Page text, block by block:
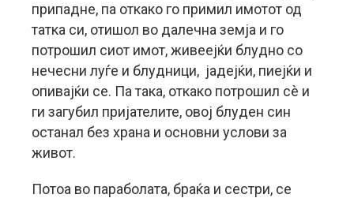
припадне, па откако го примил имотот од
татка си, отишол во далечна земја и го
потрошил сиот имот, живеејќи блудно со
нечесни луѓе и блудници, јадејќи, пиејќи и
опивајќи се. Па така, откако потрошил сè и
ги загубил пријателите, овој блуден син
останал без храна и основни услови за
живот.
Потоа во параболата, браќа и сестри, се